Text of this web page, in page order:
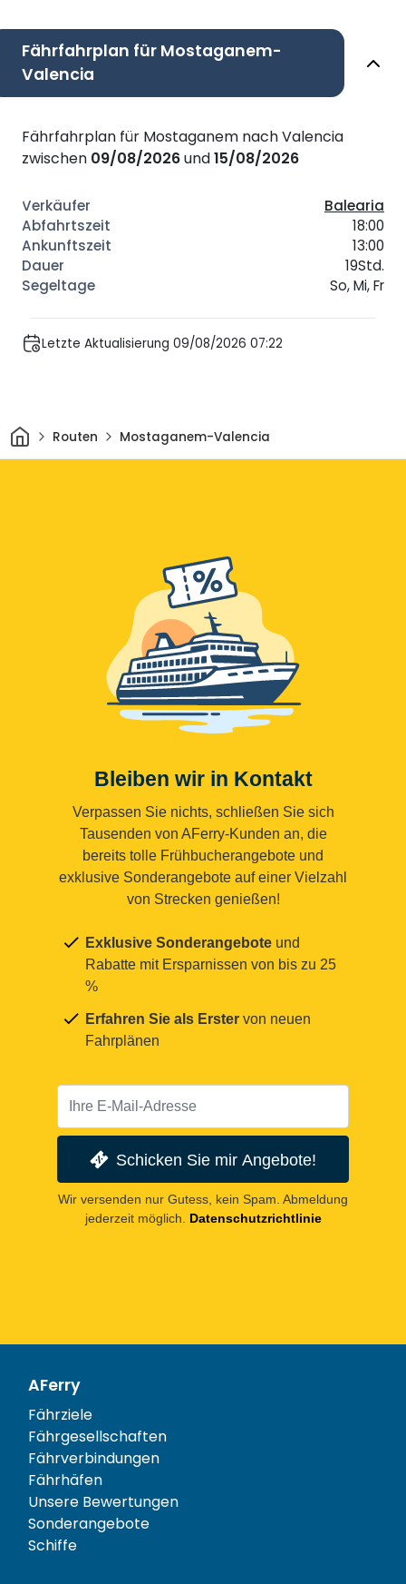
Fährfahrplan für Mostaganem-
Valencia
Fährfahrplan für Mostaganem nach Valencia
zwischen 09/08/2026und15/08/2026
Balearia
18:00
13:00
19Std.
So, Mi, Fr
Letzte Aktualisierung 09/08/2026 07:22
HeimRouten Mostaganem-Valencia
Bleiben wir in Kontakt
Verpassen Sie nichts, schließen Sie sich
Tausenden von AFerry-Kunden an, die
bereits tolle Frühbucherangebote und
exklusive Sonderangebote auf einer Vielzahl
von Strecken genießen!
Exklusive Sonderangebote und
Rabatte mit Ersparnissen von bis zu 25
%
Erfahren Sie als Erster von neuen
Fahrplänen
Schicken Sie mir Angebote!
Wir versenden nur Gutess, kein Spam. Abmeldung
jederzeit möglich.
Datenschutzrichtlinie
AFerry
Fährziele
Fährgesellschaften
Fährverbindungen
Fährhäfen
Unsere Bewertungen
Sonderangebote
Schiffe